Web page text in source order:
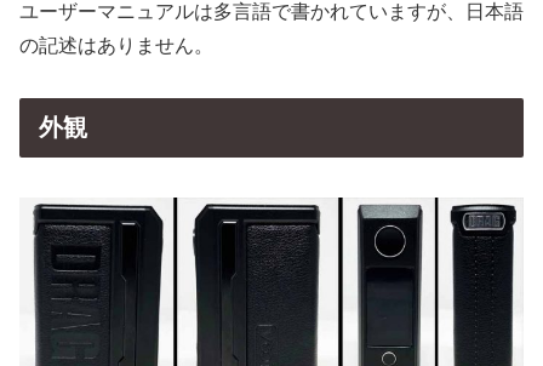
ユーザーマニュアルは多言語で書かれていますが、日本語
の記述はありません。
外観